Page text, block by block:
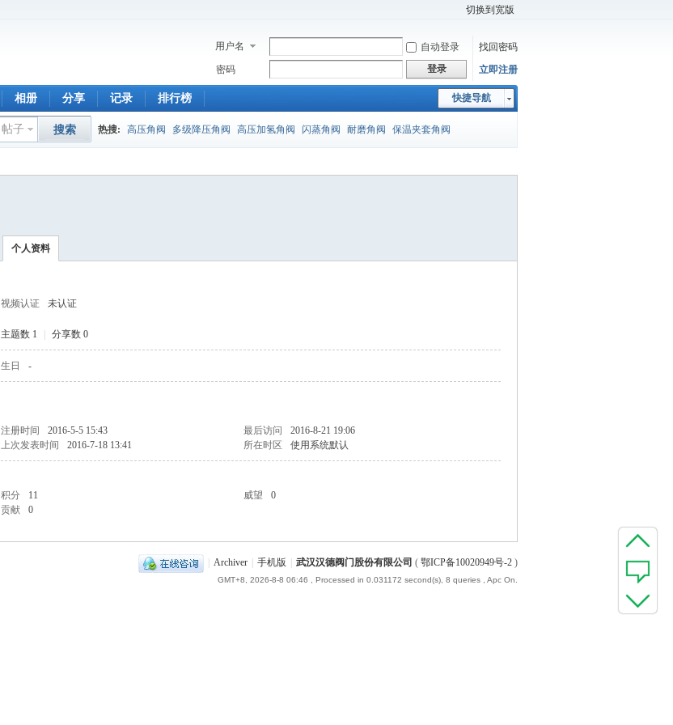
切换到宽版
用户名 自动登录
找回密码
密码
登录 立即注册
快捷导航
相册 分享 记录 排行榜
帖子 搜索 热搜: 高压角阀 多级降压角阀 高压加氢角阀 闪蒸角阀 耐磨角阀 保温夹套角阀
个人资料
视频认证 未认证
主题数 1 分享数 0
生日 -
注册时间 2016-5-5 15:43 最后访问
2016-8-21 19:06
上次发表时间 2016-7-18 13:41 所在时区 使用系统默认
积分 11 威望
0
贡献 0
Archiver 手机版 武汉汉德阀门股份有限公司 ( 鄂ICP备10020949号-2 )
GMT+8, 2026-8-8 06:46 , Processed in 0.031172 second(s), 8 queries , Apc On.